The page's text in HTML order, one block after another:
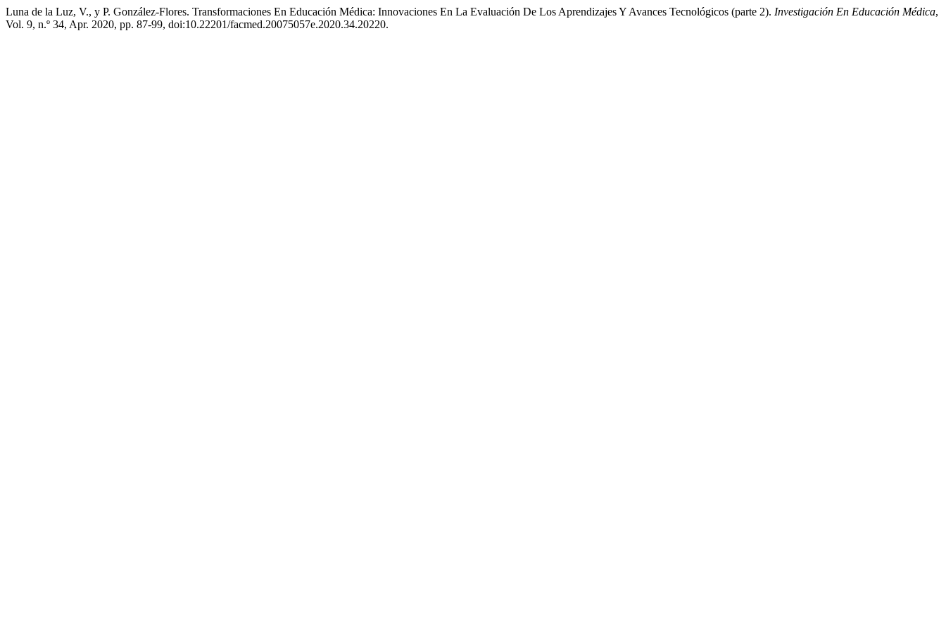
Luna de la Luz, V., y P. González-Flores. Transformaciones En Educación Médica: Innovaciones En La Evaluación De Los Aprendizajes Y Avances Tecnológicos (parte 2). Investigación En Educación Médica,
Vol. 9, n.º 34, Apr. 2020, pp. 87-99, doi:10.22201/facmed.20075057e.2020.34.20220.